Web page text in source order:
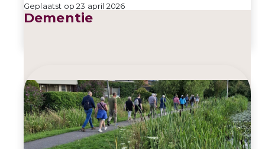
Geplaatst op 23 april 2026
Dementie